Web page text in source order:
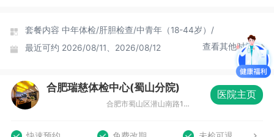
套餐内容 中年体检/肝胆检查/中青年（18-44岁）/
最近可约 2026/08/11、2026/08/12 查看其他时间
合肥瑞慈体检中心(蜀山分院)
合肥市蜀山区潜山南路188号蔚蓝商务港城市广场F座3-4层
医院主页